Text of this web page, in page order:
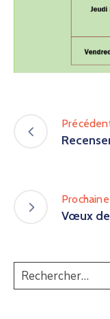
Prochaine
Vœux de